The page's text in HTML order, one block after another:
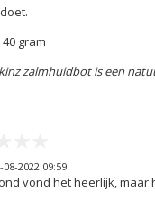
gram
zalmhuidbot is een
08-2022 09:59
vond het heerlijk,